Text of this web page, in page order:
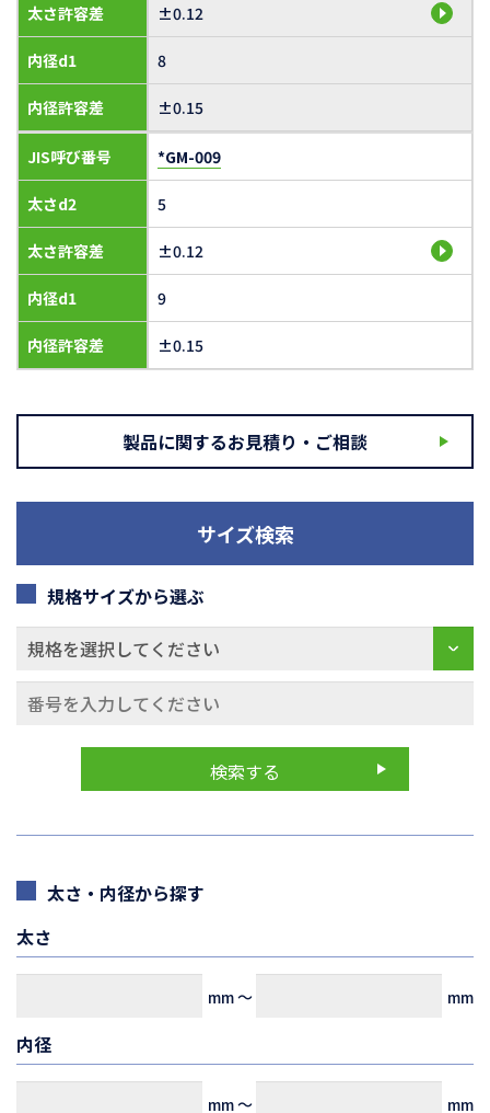
太さ許容差
内径d1
内径許容差
±0.12
8
±0.15
JIS呼び番号
太さd2
太さ許容差
内径d1
内径許容差
*GM-009
5
±0.12
9
±0.15
製品に関するお見積り・ご相談
サイズ検索
規格サイズから選ぶ
太さ・内径から探す
太さ
mm～ mm
内径
mm～ mm